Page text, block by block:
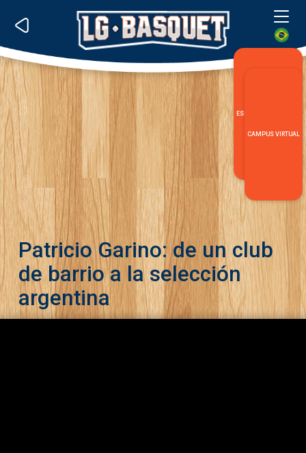
ESPECIALIZACIÓN LG
CAMPUS VIRTUAL
Patricio Garino: de un club
de barrio a la selección
argentina